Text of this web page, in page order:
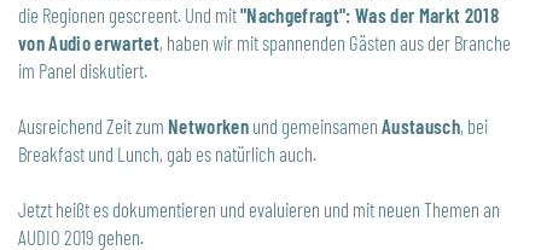
die Regionen gescreent. Und mit"Nachgefragt": Was der Markt 2018
von Audio erwartet, haben wir mit spannenden Gästen aus der Branche
im Panel diskutiert.
Ausreichend Zeit zum Networken und gemeinsamenAustausch, bei
Breakfast und Lunch, gab es natürlich auch.
Jetzt heißt es dokumentieren und evaluieren und mit neuen Themen an
AUDIO 2019 gehen.